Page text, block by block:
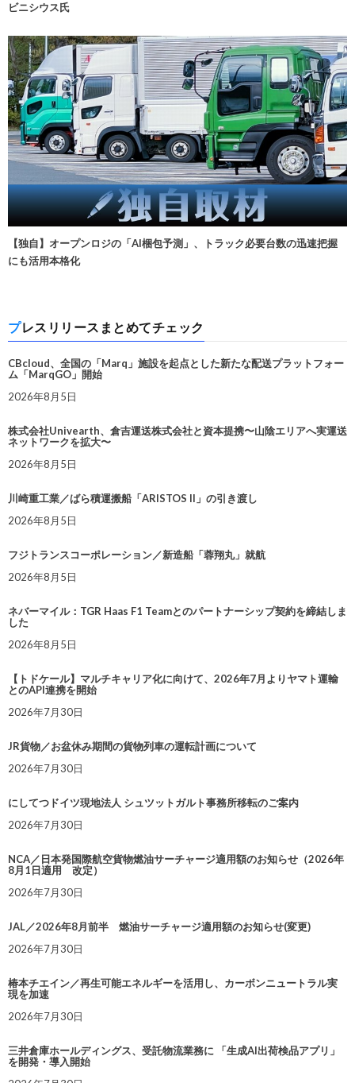
ビニシウス氏
【独自】オープンロジの「AI梱包予測」、トラック必要台数の迅速把握
にも活用本格化
プレスリリースまとめてチェック
CBcloud、全国の「Marq」施設を起点とした新たな配送プラットフォー
ム「MarqGO」開始
2026年8月5日
株式会社Univearth、倉吉運送株式会社と資本提携〜山陰エリアへ実運送
ネットワークを拡大〜
2026年8月5日
川崎重工業／ばら積運搬船「ARISTOS II」の引き渡し
2026年8月5日
フジトランスコーポレーション／新造船「蓉翔丸」就航
2026年8月5日
ネバーマイル：TGR Haas F1 Teamとのパートナーシップ契約を締結しま
した
2026年8月5日
【トドケール】マルチキャリア化に向けて、2026年7月よりヤマト運輸
とのAPI連携を開始
2026年7月30日
JR貨物／お盆休み期間の貨物列車の運転計画について
2026年7月30日
にしてつドイツ現地法人 シュツットガルト事務所移転のご案内
2026年7月30日
NCA／日本発国際航空貨物燃油サーチャージ適用額のお知らせ（2026年
8月1日適用 改定）
2026年7月30日
JAL／2026年8月前半 燃油サーチャージ適用額のお知らせ(変更)
2026年7月30日
椿本チエイン／再生可能エネルギーを活用し、カーボンニュートラル実
現を加速
2026年7月30日
三井倉庫ホールディングス、受託物流業務に 「生成AI出荷検品アプリ」
を開発・導入開始